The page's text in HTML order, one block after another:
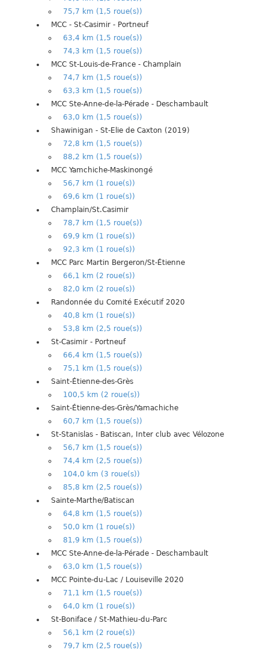
75,7 km (1,5 roue(s))
MCC - St-Casimir - Portneuf
63,4 km (1,5 roue(s))
74,3 km (1,5 roue(s))
MCC St-Louis-de-France - Champlain
74,7 km (1,5 roue(s))
63,3 km (1,5 roue(s))
MCC Ste-Anne-de-la-Pérade - Deschambault
63,0 km (1,5 roue(s))
Shawinigan - St-Elie de Caxton (2019)
72,8 km (1,5 roue(s))
88,2 km (1,5 roue(s))
MCC Yamchiche-Maskinongé
56,7 km (1 roue(s))
69,6 km (1 roue(s))
Champlain/St.Casimir
78,7 km (1,5 roue(s))
69,9 km (1 roue(s))
92,3 km (1 roue(s))
MCC Parc Martin Bergeron/St-Étienne
66,1 km (2 roue(s))
82,0 km (2 roue(s))
Randonnée du Comité Exécutif 2020
40,8 km (1 roue(s))
53,8 km (2,5 roue(s))
St-Casimir - Portneuf
66,4 km (1,5 roue(s))
75,1 km (1,5 roue(s))
Saint-Étienne-des-Grès
100,5 km (2 roue(s))
Saint-Étienne-des-Grès/Yamachiche
60,7 km (1,5 roue(s))
St-Stanislas - Batiscan, Inter club avec Vélozone
56,7 km (1,5 roue(s))
74,4 km (2,5 roue(s))
104,0 km (3 roue(s))
85,8 km (2,5 roue(s))
Sainte-Marthe/Batiscan
64,8 km (1,5 roue(s))
50,0 km (1 roue(s))
81,9 km (1,5 roue(s))
MCC Ste-Anne-de-la-Pérade - Deschambault
63,0 km (1,5 roue(s))
MCC Pointe-du-Lac / Louiseville 2020
71,1 km (1,5 roue(s))
64,0 km (1 roue(s))
St-Boniface / St-Mathieu-du-Parc
56,1 km (2 roue(s))
79,7 km (2,5 roue(s))